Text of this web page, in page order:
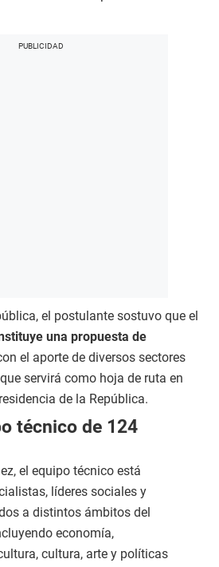
el postulante sostuvo que el
una propuesta de
el aporte de diversos sectores
servirá como hoja de ruta en
de la República.
técnico de 124
el equipo técnico está
líderes sociales y
a distintos ámbitos del
economía,
cultura, arte y políticas